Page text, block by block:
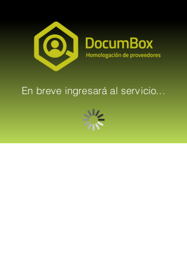
En breve ingresará al servicio...